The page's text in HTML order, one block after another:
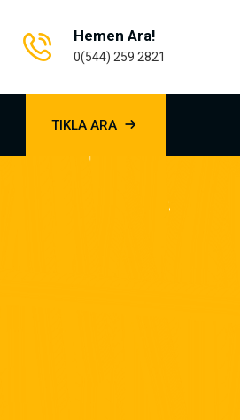
Hemen Ara!
0(544) 259 2821
TIKLA ARA